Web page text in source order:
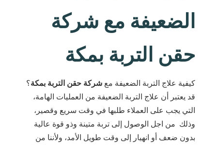
الضعيفة مع شركة
حقن التربة بمكة
كيفية علاج التربة الضعيفة مع شركة حقن التربة بمكة؟
قد يعتبر أن علاج التربة الضعيفة من العمليات الهامة،
التي يجب على العملاء طلبها في وقت سريع وقصير،
وذلك من اجل الوصول إلى تربة متينة وذو قوة عالية
بدون ضعف أو انهيار إلى وقت طويل الأمد، ولأننا من